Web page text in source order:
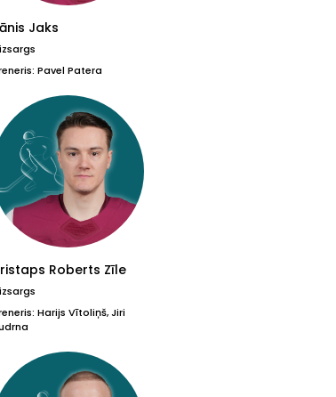
Jaks
Pavel Patera
Roberts Zīle
Harijs Vītoliņš, Jiri